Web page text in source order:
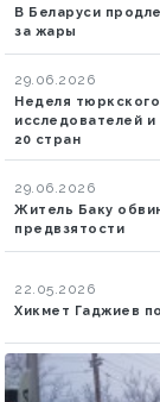
В Беларуси
за жары
29.06.2026
Неделя
исследователей
20 стран
29.06.2026
Житель Баку
предвзятости
22.05.2026
Хикмет Гаджиев